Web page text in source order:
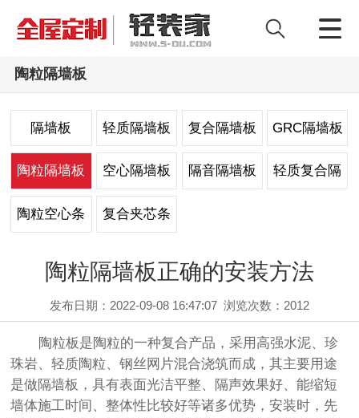
陶粒隔墙板
隔墙板 轻质隔墙板 复合隔墙板 GRC隔墙板
陶粒隔墙板 空心隔墙板 隔音隔墙板 轻质复合隔
陶粒空心条 复合夹芯条
陶粒隔墙板正确的安装方法
发布日期：2022-09-08 16:47:07 浏览次数： 2012
陶粒板是陶粒的一种复合产品，采用高强水泥、珍
珠岩、轻质陶粒、钢丝网片混合浇筑而成，其主要用途
是做隔墙板，具有表面光洁平整、隔声效果好、能缩短
墙体施工时间、整体性比较好等诸多优势，安装时，先